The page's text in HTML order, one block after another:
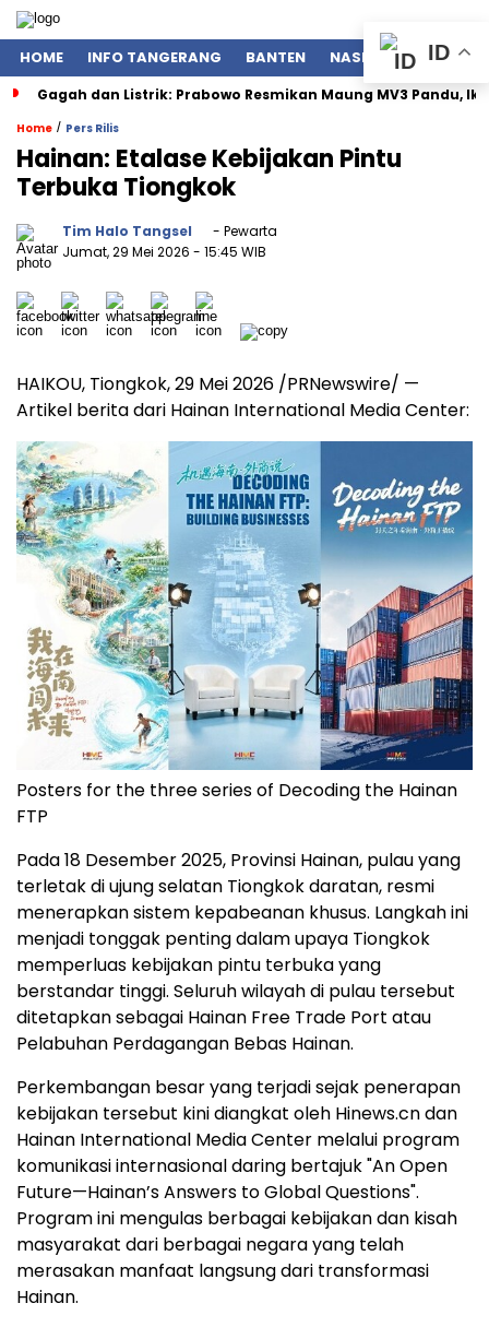
HOME INFO TANGERANG BANTEN NASIONAL POLITIK
Gagah dan Listrik: Prabowo Resmikan Maung MV3 Pandu,
Home / Pers Rilis
Hainan: Etalase Kebijakan Pintu
Terbuka Tiongkok
Tim Halo Tangsel
- Pewarta
Jumat, 29 Mei 2026 - 15:45 WIB
HAIKOU, Tiongkok, 29 Mei 2026 /PRNewswire/ —
Artikel berita dari Hainan International Media Center:
Posters for the three series of Decoding the Hainan
FTP
Pada 18 Desember 2025, Provinsi Hainan, pulau yang
terletak di ujung selatan Tiongkok daratan, resmi
menerapkan sistem kepabeanan khusus. Langkah ini
menjadi tonggak penting dalam upaya Tiongkok
memperluas kebijakan pintu terbuka yang
berstandar tinggi. Seluruh wilayah di pulau tersebut
ditetapkan sebagai Hainan Free Trade Port atau
Pelabuhan Perdagangan Bebas Hainan.
Perkembangan besar yang terjadi sejak penerapan
kebijakan tersebut kini diangkat oleh Hinews.cn dan
Hainan International Media Center melalui program
komunikasi internasional daring bertajuk "An Open
Future—Hainan’s Answers to Global Questions".
Program ini mengulas berbagai kebijakan dan kisah
masyarakat dari berbagai negara yang telah
merasakan manfaat langsung dari transformasi
Hainan.
ID